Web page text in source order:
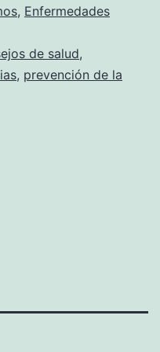
, Enfermedades
de salud,
, prevención de la